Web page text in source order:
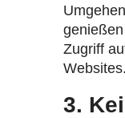
Zugriff
Websites.
3.